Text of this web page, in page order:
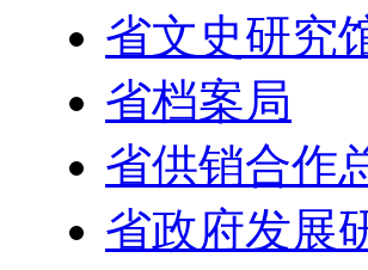
省文史研究
省档案局
省供销合作
省政府发展